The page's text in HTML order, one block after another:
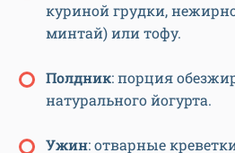
куриной грудки,
минтай) или тофу.
Полдник: порция
натурального йогурта.
Ужин: отварные